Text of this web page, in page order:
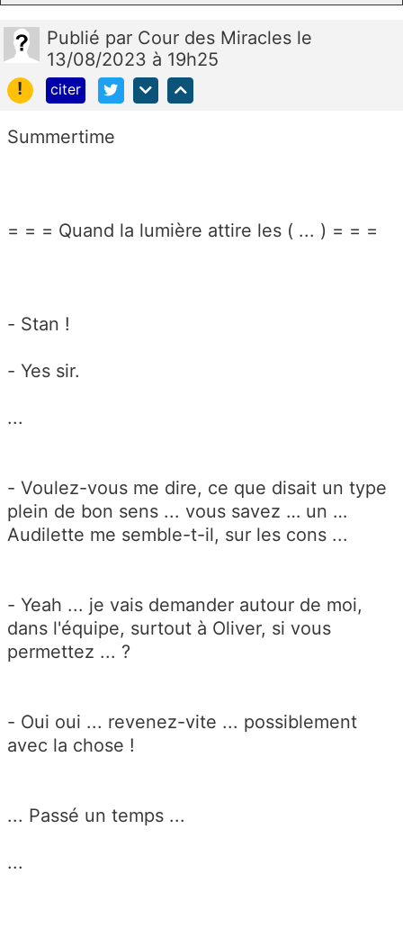
Publié par Cour des Miracles le
13/08/2023 à 19h25
!
citer
Summertime
= = = Quand la lumière attire les ( ... ) = = =
- Stan !
- Yes sir.
...
- Voulez-vous me dire, ce que disait un type
plein de bon sens ... vous savez … un …
Audilette me semble-t-il, sur les cons ...
- Yeah ... je vais demander autour de moi,
dans l'équipe, surtout à Oliver, si vous
permettez ... ?
- Oui oui ... revenez-vite ... possiblement
avec la chose !
... Passé un temps ...
...